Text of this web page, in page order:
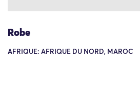
Robe
AFRIQUE: AFRIQUE DU NORD, MAROC